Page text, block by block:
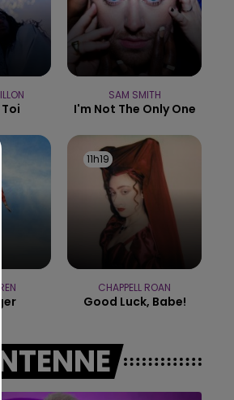
SAM SMITH
I'm Not The Only One
11h19
11h19
CHAPPELL ROAN
Good Luck, Babe!